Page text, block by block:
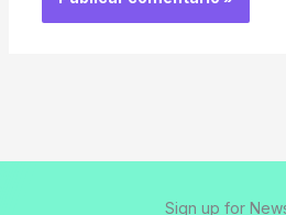
Sign up for